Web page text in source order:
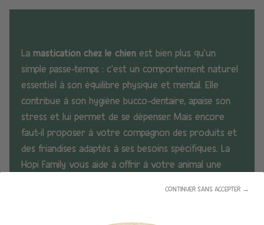
CONTINUER SANS ACCEPTER →
La mastication chez le chien est bien plus qu’un
simple passe-temps : c’est un comportement naturel
essentiel à son équilibre physique et mental. Elle
contribue à son hygiène bucco-dentaire, apaise son
stress et lui permet de se dépenser. Mais encore
faut-il proposer à votre compagnon des produits et
des friandises adaptés à ses besoins spécifiques. La
Hopi Family vous aide à offrir à votre animal une